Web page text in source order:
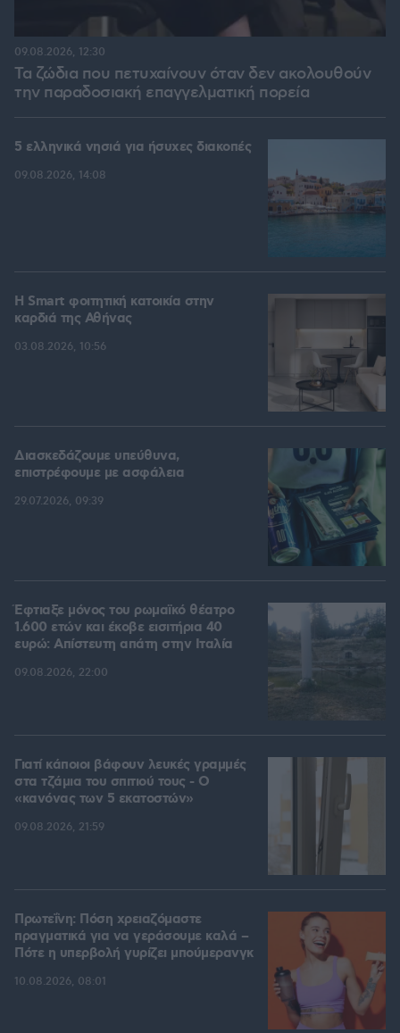
Τα ζώδια που πετυχαίνουν όταν δεν ακολουθούν
την παραδοσιακή επαγγελματική πορεία
09.08.2026, 12:30
5 ελληνικά νησιά για ήσυχες διακοπές
09.08.2026, 14:08
Η Smart φοιτητική κατοικία στην
καρδιά της Αθήνας
03.08.2026, 10:56
Διασκεδάζουμε υπεύθυνα,
επιστρέφουμε με ασφάλεια
29.07.2026, 09:39
Έφτιαξε μόνος του ρωμαϊκό θέατρο
1.600 ετών και έκοβε εισιτήρια 40
ευρώ: Απίστευτη απάτη στην Ιταλία
09.08.2026, 22:00
Γιατί κάποιοι βάφουν λευκές γραμμές
στα τζάμια του σπιτιού τους - Ο
«κανόνας των 5 εκατοστών»
09.08.2026, 21:59
Πρωτεΐνη: Πόση χρειαζόμαστε
πραγματικά για να γεράσουμε καλά –
Πότε η υπερβολή γυρίζει μπούμερανγκ
10.08.2026, 08:01